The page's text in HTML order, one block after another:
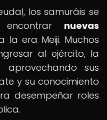
los samuráis se
nuevas
la era Meiji. Muchos
al ejército, la
sus
y su conocimiento
desempeñar roles